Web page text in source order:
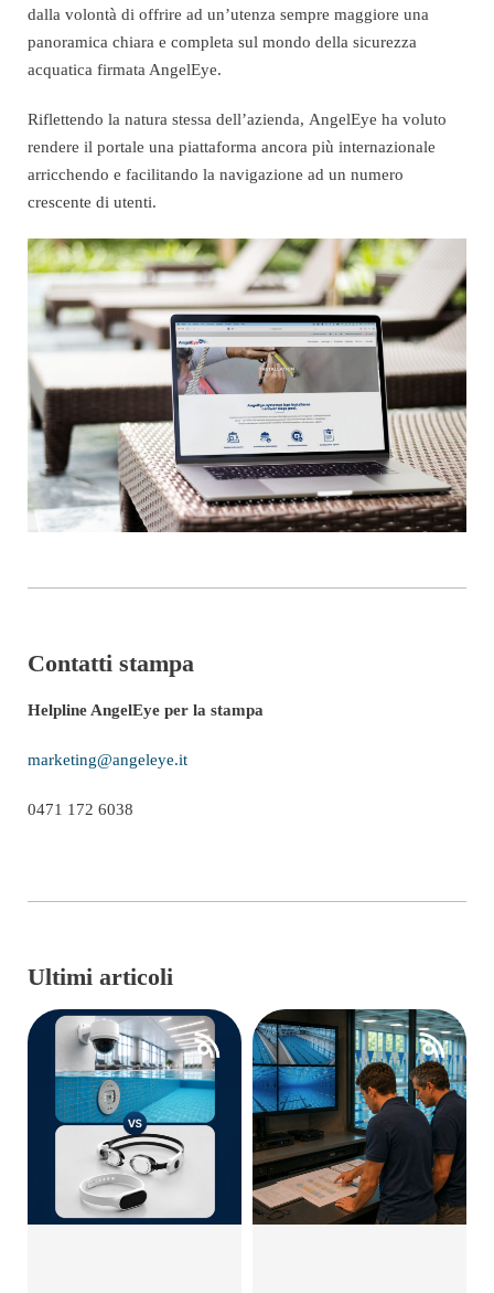
dalla volontà di offrire ad un’utenza sempre maggiore una
panoramica chiara e completa sul mondo della sicurezza
acquatica firmata AngelEye.
Riflettendo la natura stessa dell’azienda, AngelEye ha voluto
rendere il portale una piattaforma ancora più internazionale
arricchendo e facilitando la navigazione ad un numero
crescente di utenti.
Contatti stampa
Helpline AngelEye per la stampa
marketing@angeleye.it
0471 172 6038
Ultimi articoli